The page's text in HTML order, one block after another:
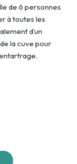
de 6 personnes
à toutes les
d’un
la cuve pour